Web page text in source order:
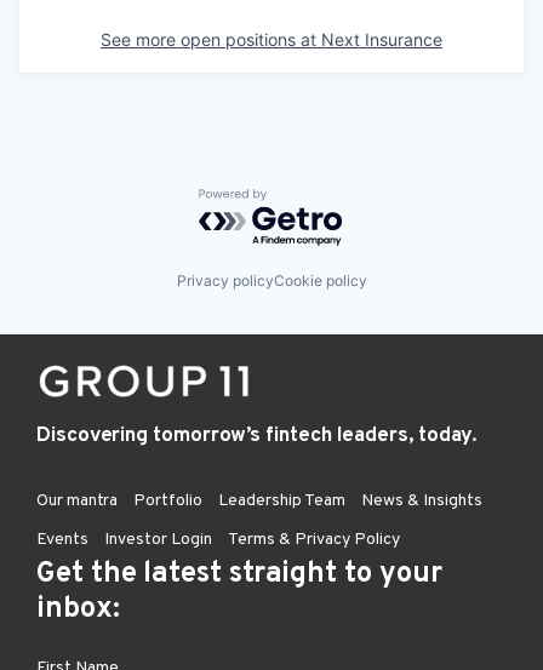
See more open positions at Next Insurance
Powered by Getro.com
Privacy policyCookie policy
Discovering tomorrow’s fintech leaders, today.
Our mantra Portfolio Leadership Team
News & Insights
Events
Investor Login Terms & Privacy Policy
Get the latest straight to your
inbox: